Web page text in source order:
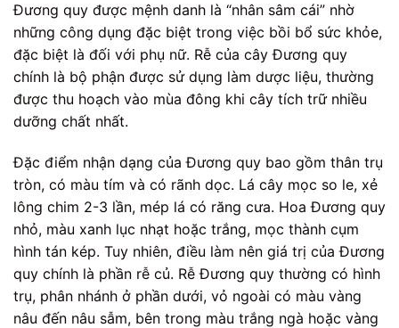
Đương quy được mệnh danh là “nhân sâm cái” nhờ
những công dụng đặc biệt trong việc bồi bổ sức khỏe,
đặc biệt là đối với phụ nữ. Rễ của cây Đương quy
chính là bộ phận được sử dụng làm dược liệu, thường
được thu hoạch vào mùa đông khi cây tích trữ nhiều
dưỡng chất nhất.
Đặc điểm nhận dạng của Đương quy bao gồm thân trụ
tròn, có màu tím và có rãnh dọc. Lá cây mọc so le, xẻ
lông chim 2-3 lần, mép lá có răng cưa. Hoa Đương quy
nhỏ, màu xanh lục nhạt hoặc trắng, mọc thành cụm
hình tán kép. Tuy nhiên, điều làm nên giá trị của Đương
quy chính là phần rễ củ. Rễ Đương quy thường có hình
trụ, phân nhánh ở phần dưới, vỏ ngoài có màu vàng
nâu đến nâu sẫm, bên trong màu trắng ngà hoặc vàng